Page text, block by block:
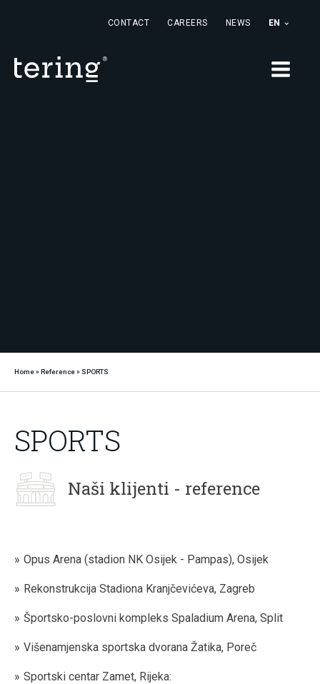
CONTACT CAREERS NEWS EN
Home»Reference» SPORTS
SPORTS
Naši klijenti - reference
Opus Arena (stadion NK Osijek - Pampas), Osijek
Rekonstrukcija Stadiona Kranjčevićeva, Zagreb
Športsko-poslovni kompleks Spaladium Arena, Split
Višenamjenska sportska dvorana Žatika, Poreč
Sportski centar Zamet, Rijeka: